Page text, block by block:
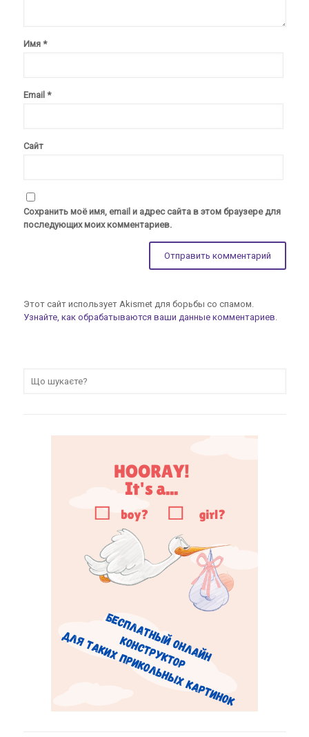
Имя *
Email *
Сайт
Сохранить моё имя, email и адрес сайта в этом браузере для
последующих моих комментариев.
Этот сайт использует Akismet для борьбы со спамом.
Узнайте, как обрабатываются ваши данные комментариев.